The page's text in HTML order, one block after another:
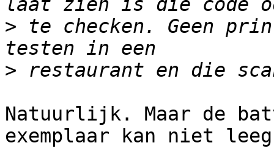
> te checken. Geen
>
Natuurlijk. Maar de
exemplaar kan niet